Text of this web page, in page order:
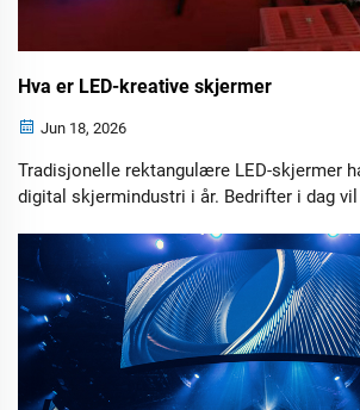
Hva er LED-kreative skjermer
Jun 18, 2026
Tradisjonelle rektangulære LED-skjermer
digital skjermindustri i år. Bedrifter i dag
som fanger oppmerksomheten, styrker
skaper minneverdige interaksjoner.